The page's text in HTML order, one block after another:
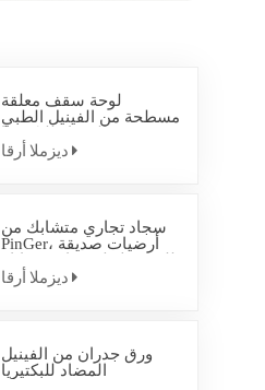
لوحة سقف معلقة
مسطحة من الفينيل الطبي
المضاد للبكتيريا
ديزملا أرقا
سجاد تجاري متشابك من
PinGer، أرضيات صديقة
ديزملا أرقا
ورق جدران من الفينيل
المضاد للبكتيريا